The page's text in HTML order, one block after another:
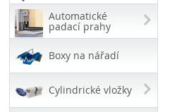
Automatické
padací prahy
Boxy na nářadí
Cylindrické vložky